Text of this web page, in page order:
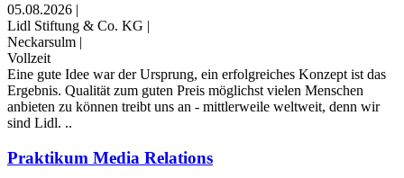
05.08.2026 |
Lidl Stiftung & Co. KG |
Neckarsulm |
Vollzeit
Eine gute Idee war der Ursprung, ein erfolgreiches Konzept ist das
Ergebnis. Qualität zum guten Preis möglichst vielen Menschen
anbieten zu können treibt uns an - mittlerweile weltweit, denn wir
sind Lidl. ..
Praktikum Media Relations